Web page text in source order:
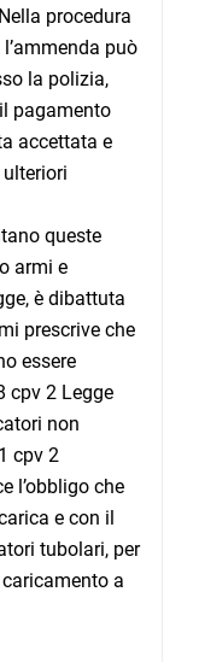
procedura
può
la polizia,
pagamento
accettata e
queste
armi e
è dibattuta
prescrive che
essere
cpv 2 Legge
non
cpv 2
l’obbligo che
e con il
tubolari, per
a